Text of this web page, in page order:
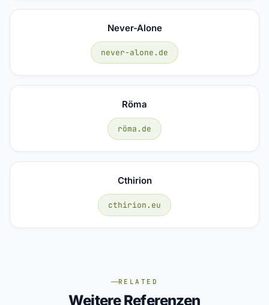
Never-Alone
never-alone.de
Röma
röma.de
Cthirion
cthirion.eu
RELATED
Weitere Referenzen